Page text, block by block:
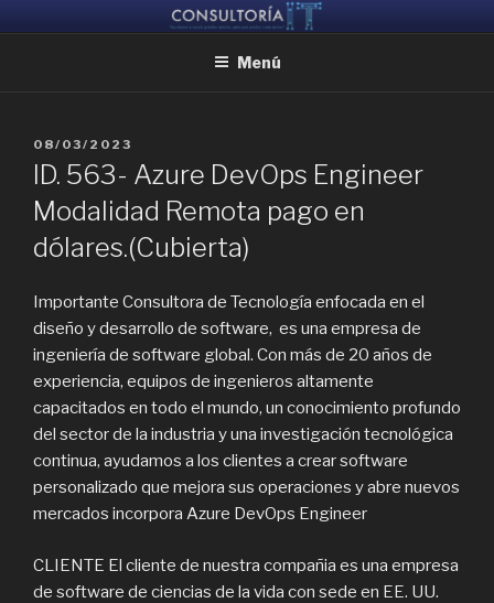
al
CONSULTORIA IT
Ayudamos a reunir grandes mentes, para que puedan crear juntas
Menú
PUBLICADO
EL
08/03/2023
ID. 563- Azure DevOps Engineer
Modalidad Remota pago en
dólares.(Cubierta)
Importante Consultora de Tecnología enfocada en el
diseño y desarrollo de software, es una empresa de
ingeniería de software global. Con más de 20 años de
experiencia, equipos de ingenieros altamente
capacitados en todo el mundo, un conocimiento profundo
del sector de la industria y una investigación tecnológica
continua, ayudamos a los clientes a crear software
personalizado que mejora sus operaciones y abre nuevos
mercados incorpora Azure DevOps Engineer
CLIENTE El cliente de nuestra compañia es una empresa
de software de ciencias de la vida con sede en EE. UU.